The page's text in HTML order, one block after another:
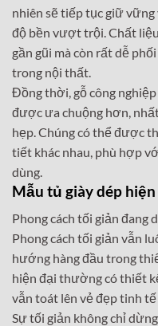
nhiên sẽ tiếp tục giữ vững
độ bền vượt trội. Chất
gần gũi mà còn rất dễ
trong nội thất.
Đồng thời, gỗ công
được ưa chuộng hơn,
hẹp. Chúng có thể được
tiết khác nhau, phù hợp
dùng.
Mẫu tủ giày dép
Phong cách tối giản đang
Phong cách tối giản vẫn
hướng hàng đầu trong
hiện đại thường có thiết
vẫn toát lên vẻ đẹp tinh tế
Sự tối giản không chỉ